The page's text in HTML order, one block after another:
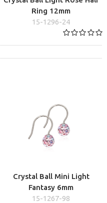
Ring 12mm
15-1296-24
Crystal Ball Mini Light
Fantasy 6mm
15-1267-98